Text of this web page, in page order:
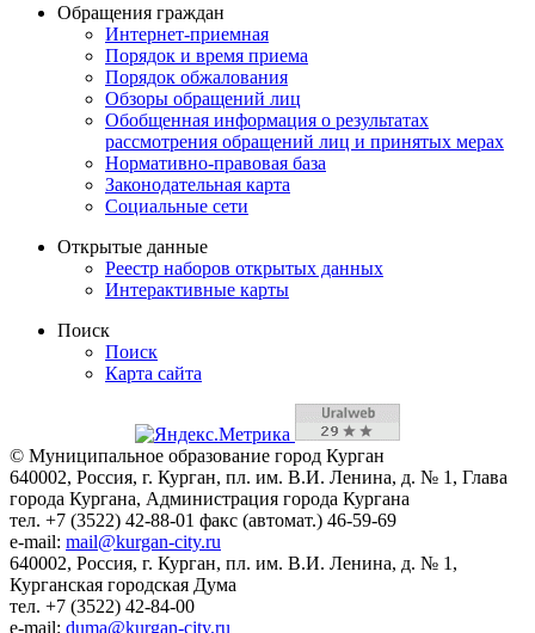
Обращения граждан
Интернет-приемная
Порядок и время приема
Порядок обжалования
Обзоры обращений лиц
Обобщенная информация о результатах
рассмотрения обращений лиц и принятых мерах
Нормативно-правовая база
Законодательная карта
Социальные сети
Открытые данные
Реестр наборов открытых данных
Интерактивные карты
Поиск
Поиск
Карта сайта
© Муниципальное образование город Курган
640002, Россия, г. Курган, пл. им. В.И. Ленина, д. № 1, Глава
города Кургана, Администрация города Кургана
тел. +7 (3522) 42-88-01 факс (автомат.) 46-59-69
e-mail: mail@kurgan-city.ru
640002, Россия, г. Курган, пл. им. В.И. Ленина, д. № 1,
Курганская городская Дума
тел. +7 (3522) 42-84-00
e-mail: duma@kurgan-city.ru